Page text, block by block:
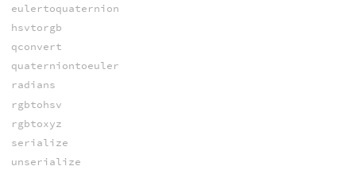
eulertoquaternion
hsvtorgb
qconvert
quaterniontoeuler
radians
rgbtohsv
rgbtoxyz
serialize
unserialize